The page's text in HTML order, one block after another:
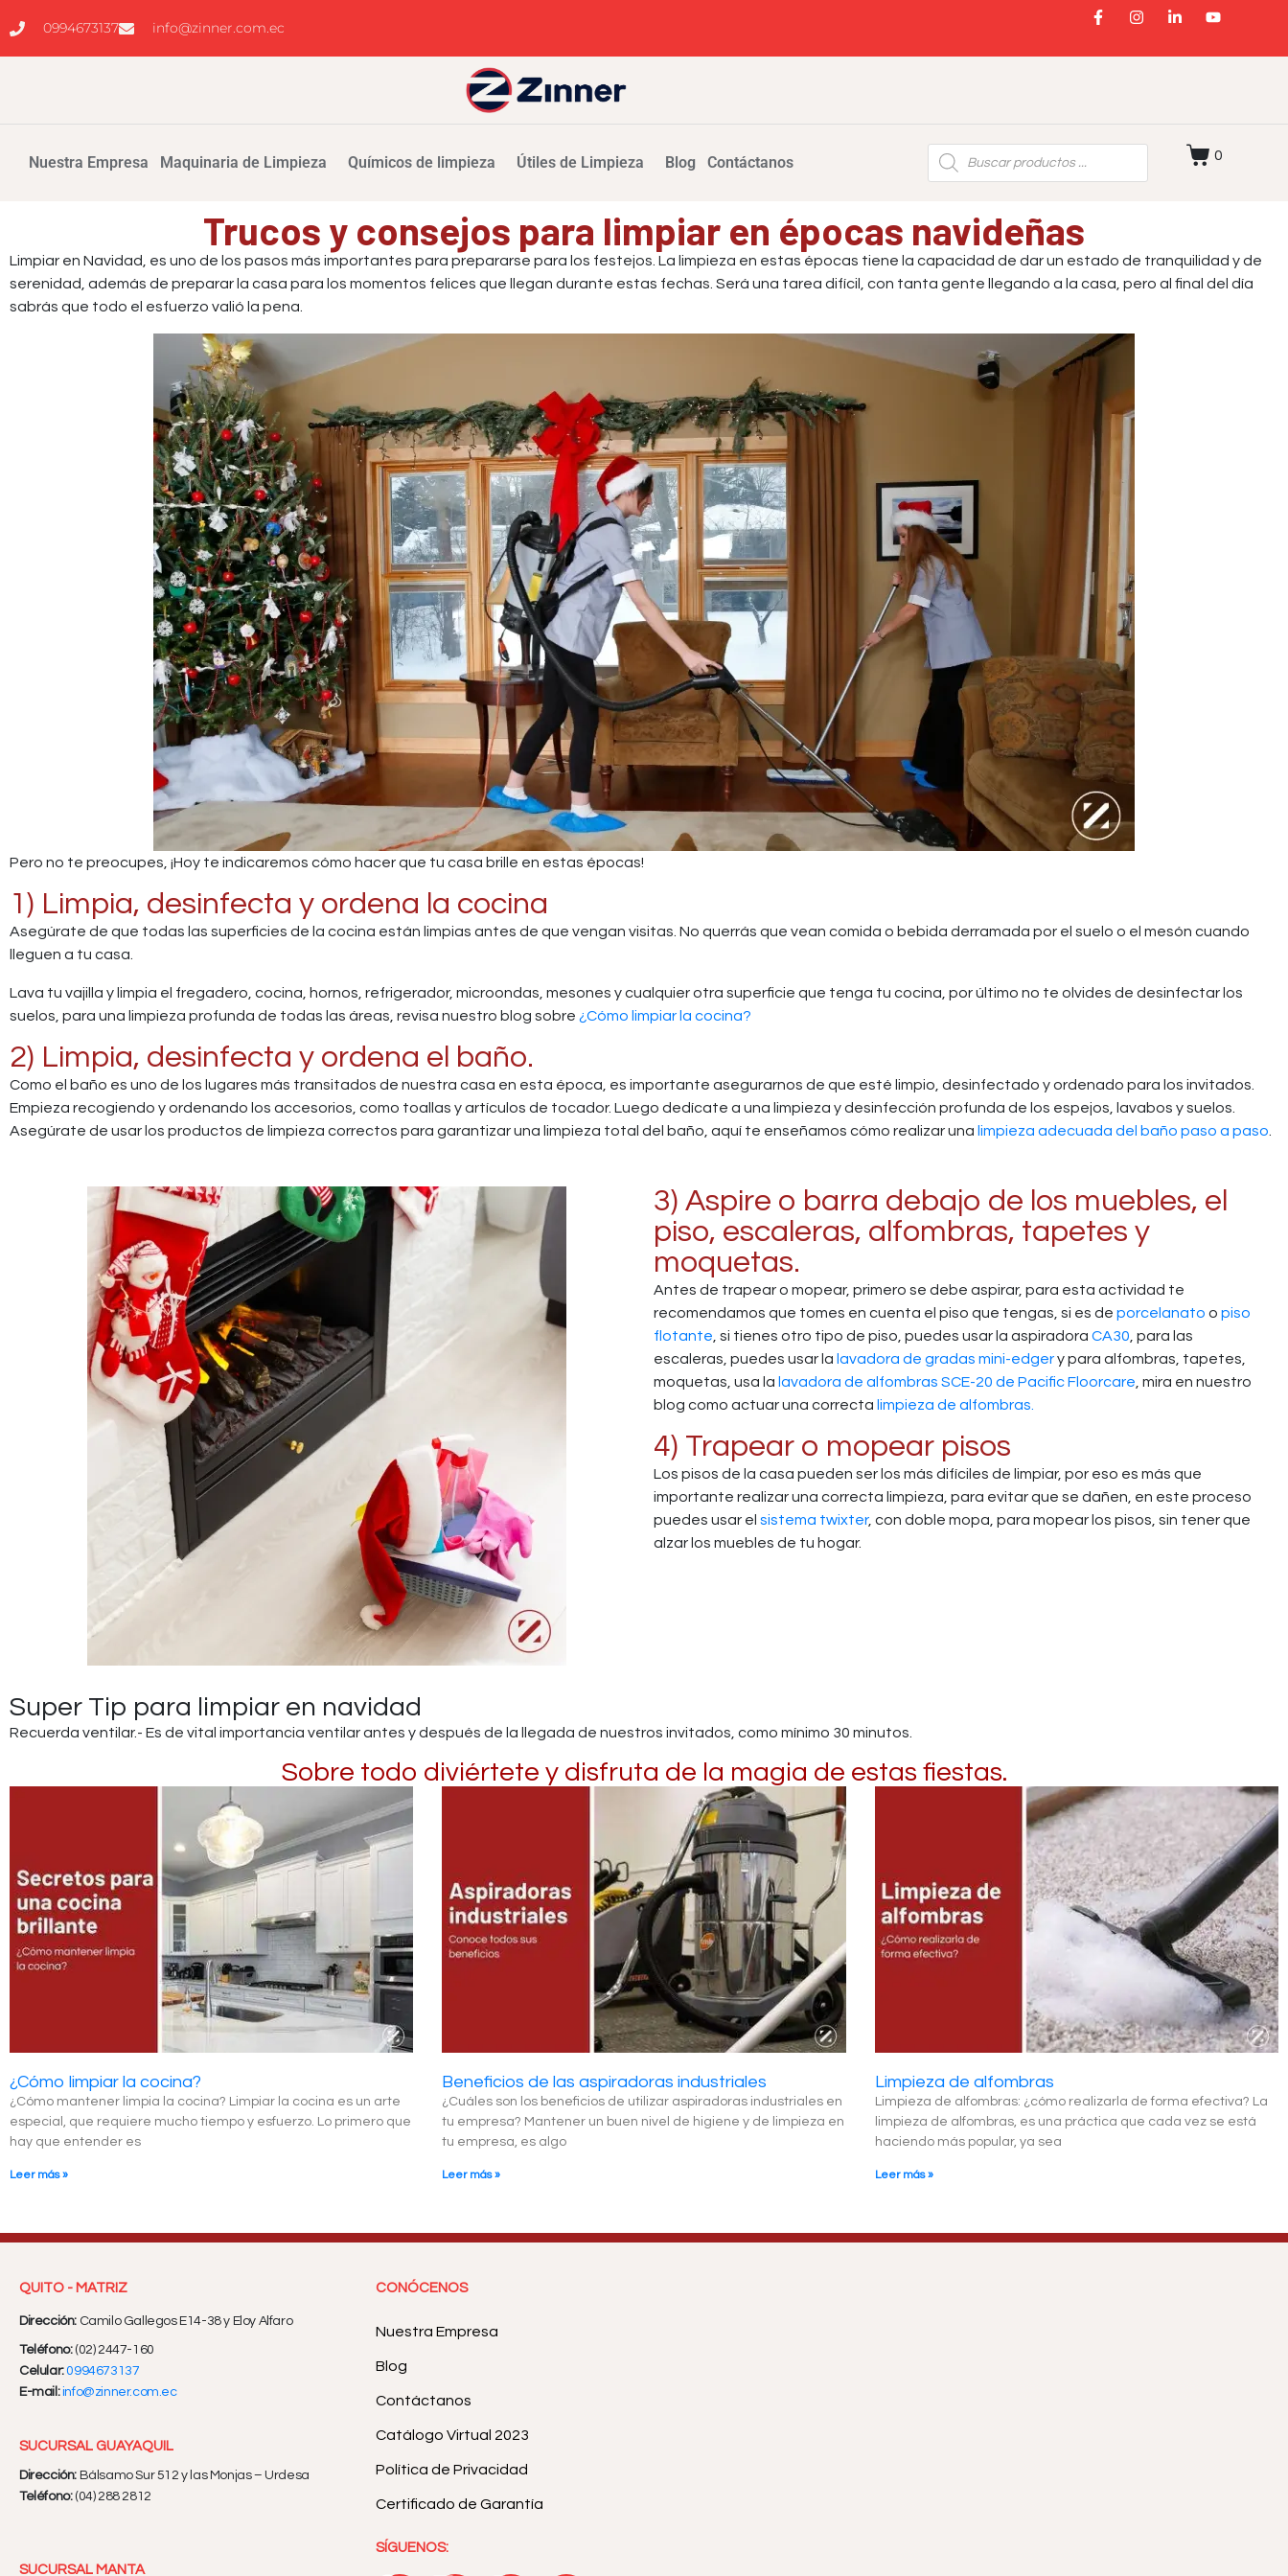
0994673137 info@zinner.com.ec
Nuestra Empresa Maquinaria de Limpieza Químicos de limpieza Útiles de Limpieza Blog Contáctanos 0
Trucos y consejos para limpiar en épocas navideñas
Limpiar en Navidad, es uno de los pasos más importantes para prepararse para los festejos. La limpieza en estas épocas tiene la capacidad de dar un estado de tranquilidad y de
serenidad, además de preparar la casa para los momentos felices que llegan durante estas fechas. Será una tarea difícil, con tanta gente llegando a la casa, pero al final del día
sabrás que todo el esfuerzo valió la pena.
Pero no te preocupes, ¡Hoy te indicaremos cómo hacer que tu casa brille en estas épocas!
1) Limpia, desinfecta y ordena la cocina
Asegúrate de que todas las superficies de la cocina están limpias antes de que vengan visitas. No querrás que vean comida o bebida derramada por el suelo o el mesón cuando
lleguen a tu casa.
Lava tu vajilla y limpia el fregadero, cocina, hornos, refrigerador, microondas, mesones y cualquier otra superficie que tenga tu cocina, por último no te olvides de desinfectar los
suelos, para una limpieza profunda de todas las áreas, revisa nuestro blog sobre ¿Cómo limpiar la cocina?
2) Limpia, desinfecta y ordena el baño.
Como el baño es uno de los lugares más transitados de nuestra casa en esta época, es importante asegurarnos de que esté limpio, desinfectado y ordenado para los invitados.
Empieza recogiendo y ordenando los accesorios, como toallas y artículos de tocador. Luego dedícate a una limpieza y desinfección profunda de los espejos, lavabos y suelos.
Asegúrate de usar los productos de limpieza correctos para garantizar una limpieza total del baño, aquí te enseñamos cómo realizar una limpieza adecuada del baño paso a paso
3) Aspire o barra debajo de los muebles, el
piso, escaleras, alfombras, tapetes y
moquetas.
Antes de trapear o mopear, primero se debe aspirar, para esta actividad te
recomendamos que tomes en cuenta el piso que tengas, si es de porcelanato o piso
flotante , si tienes otro tipo de piso, puedes usar la aspiradora CA30 , para las
escaleras, puedes usar la lavadora de gradas mini-edgery para alfombras, tapetes,
moquetas, usa la lavadora de alfombras SCE-20 de Pacific Floorcare , mira en nuestro
blog como actuar una correcta limpieza de alfombras.
4) Trapear o mopear pisos
Los pisos de la casa pueden ser los más difíciles de limpiar, por eso es más que
importante realizar una correcta limpieza, para evitar que se dañen, en este proceso
puedes usar el sistema twixter, con doble mopa, para mopear los pisos, sin tener que
alzar los muebles de tu hogar.
Super Tip para limpiar en navidad
Recuerda ventilar.- Es de vital importancia ventilar antes y después de la llegada de nuestros invitados, como mínimo 30 minutos.
Sobre todo diviértete y disfruta de la magia de estas fiestas.
¿Cómo limpiar la cocina?
¿Cómo mantener limpia la cocina? Limpiar la cocina es un arte
especial, que requiere mucho tiempo y esfuerzo. Lo primero que
hay que entender es
Leer más »
Beneficios de las aspiradoras industriales
¿Cuáles son los beneficios de utilizar aspiradoras industriales en
tu empresa? Mantener un buen nivel de higiene y de limpieza en
tu empresa, es algo
Leer más »
Limpieza de alfombras
Limpieza de alfombras: ¿cómo realizarla de forma efectiva? La
limpieza de alfombras, es una práctica que cada vez se está
haciendo más popular, ya sea
Leer más »
QUITO - MATRIZ
Dirección: Camilo Gallegos E14-38 y Eloy Alfaro
Teléfono:(02) 2447-160
Celular:0994673137
E-mail:info@zinner.com.ec
SUCURSAL GUAYAQUIL
Dirección: Bálsamo Sur 512 y las Monjas – Urdesa
Teléfono: (04) 288 2812
SUCURSAL MANTA
CONÓCENOS
Nuestra Empresa
Blog
Contáctanos
Catálogo Virtual 2023
Política de Privacidad
Certificado de Garantía
SÍGUENOS: